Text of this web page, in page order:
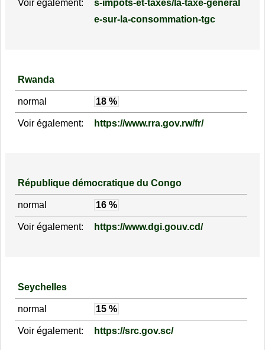
Voir également:
s-impots-et-taxes/la-taxe-general
e-sur-la-consommation-tgc
Rwanda
normal 18 %
Voir également: https://www.rra.gov.rw/fr/
République démocratique du Congo
normal 16 %
Voir également: https://www.dgi.gouv.cd/
Seychelles
normal 15 %
Voir également: https://src.gov.sc/